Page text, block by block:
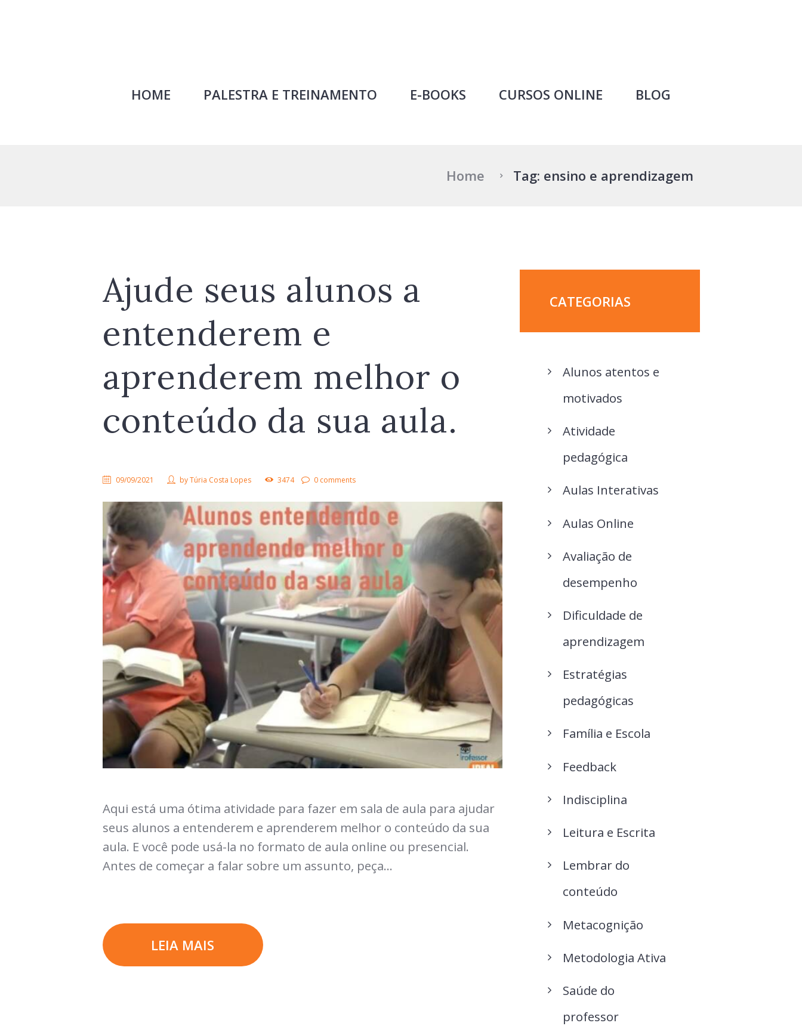
HOME PALESTRA E TREINAMENTO E-BOOKS CURSOS ONLINE BLOG
Home Tag: ensino e aprendizagem
Ajude seus alunos a
entenderem e
aprenderem melhor o
conteúdo da sua aula.
09/09/2021 byTúria Costa Lopes 3474 0 comments
Aqui está uma ótima atividade para fazer em sala de aula para ajudar
seus alunos a entenderem e aprenderem melhor o conteúdo da sua
aula. E você pode usá-la no formato de aula online ou presencial.
Antes de começar a falar sobre um assunto, peça...
LEIA MAIS
CATEGORIAS
Alunos atentos e
motivados
Atividade
pedagógica
Aulas Interativas
Aulas Online
Avaliação de
desempenho
Dificuldade de
aprendizagem
Estratégias
pedagógicas
Família e Escola
Feedback
Indisciplina
Leitura e Escrita
Lembrar do
conteúdo
Metacognição
Metodologia Ativa
Saúde do
professor